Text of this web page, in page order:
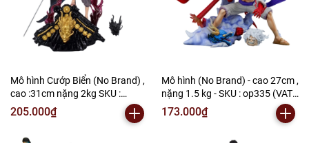
Mô hình Cướp Biển (No Brand) ,
cao :31cm nặng 2kg SKU :
op336 (VAT : 002-01-120 ) - N2-
205.000₫
Mô hình (No Brand) - cao 27cm ,
nặng 1.5 kg - SKU : op335 (VAT:
002-01-90) - N2-i1-S1
173.000₫